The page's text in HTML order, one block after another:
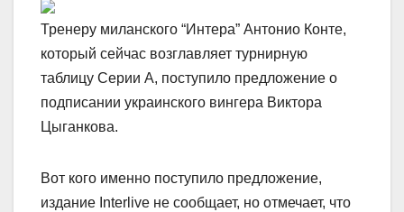
Тренеру миланского “Интера” Антонио Конте,
который сейчас возглавляет турнирную
таблицу Серии А, поступило предложение о
подписании украинского вингера Виктора
Цыганкова.
Вот кого именно поступило предложение,
издание Interlive не сообщает, но отмечает, что